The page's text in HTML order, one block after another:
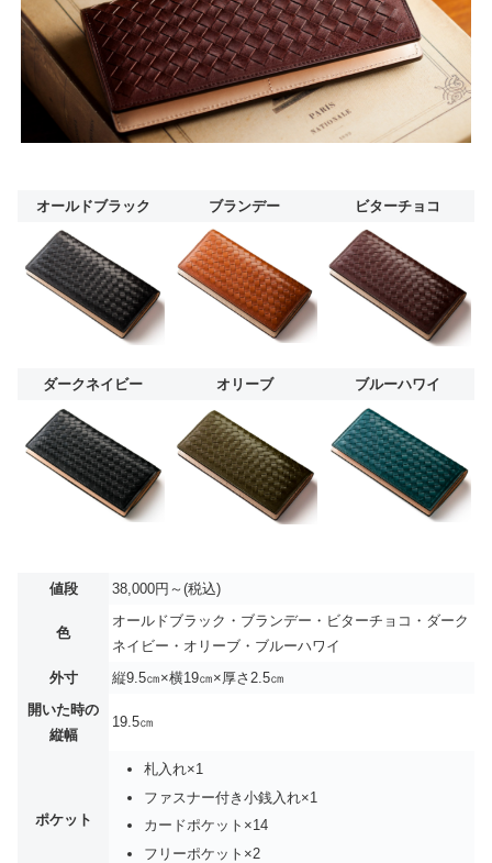
オールドブラック ブランデー ビターチョコ
ダークネイビー オリーブ ブルーハワイ
値段 38,000円～(税込)
色
オールドブラック・ブランデー・ビターチョコ・ダーク
ネイビー・オリーブ・ブルーハワイ
外寸
縦9.5㎝×横19㎝×厚さ2.5㎝
開いた時の
縦幅
19.5㎝
ポケット
札入れ×1
ファスナー付き小銭入れ×1
カードポケット×14
フリーポケット×2